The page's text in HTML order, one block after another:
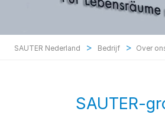
SAUTER Nederland > Bedrijf > Over
SAUTER-